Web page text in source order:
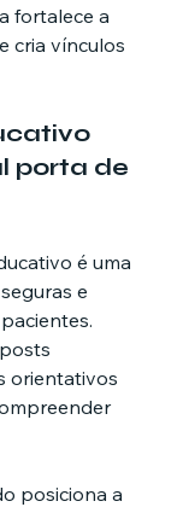
fortalece a
cria vínculos
porta de
é uma
e
orientativos
posiciona a